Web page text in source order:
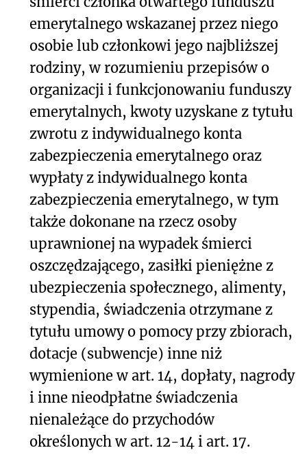
emerytalnego wskazanej przez niego
osobie lub członkowi jego najbliższej
rodziny, w rozumieniu przepisów o
organizacji i funkcjonowaniu funduszy
emerytalnych, kwoty uzyskane z tytułu
zwrotu z indywidualnego konta
zabezpieczenia emerytalnego oraz
wypłaty z indywidualnego konta
zabezpieczenia emerytalnego, w tym
także dokonane na rzecz osoby
uprawnionej na wypadek śmierci
oszczędzającego, zasiłki pieniężne z
ubezpieczenia społecznego, alimenty,
stypendia, świadczenia otrzymane z
tytułu umowy o pomocy przy zbiorach,
dotacje (subwencje) inne niż
wymienione w art. 14, dopłaty, nagrody
i inne nieodpłatne świadczenia
nienależące do przychodów
określonych w art. 12-14 i art. 17.